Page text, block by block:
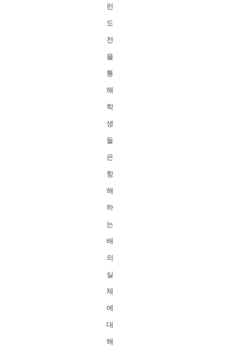
런
도
전
을
통
해
학
생
들
은
항
해
하
는
배
의
실
체
에
대
해